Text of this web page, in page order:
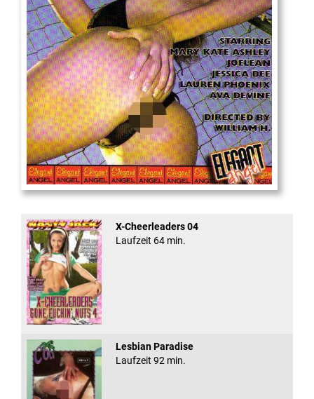
Cum Back Pussy #60
X-Cheerleaders 04
Laufzeit 64 min.
Lesbian Paradise
Laufzeit 92 min.